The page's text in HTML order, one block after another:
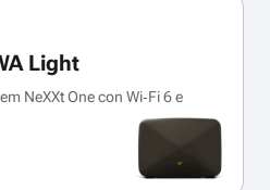
Light
NeXXt One con Wi‑Fi 6 e